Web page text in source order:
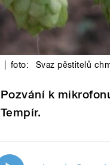
foto: Svaz pěstitelů
Pozvání k
Tempír.